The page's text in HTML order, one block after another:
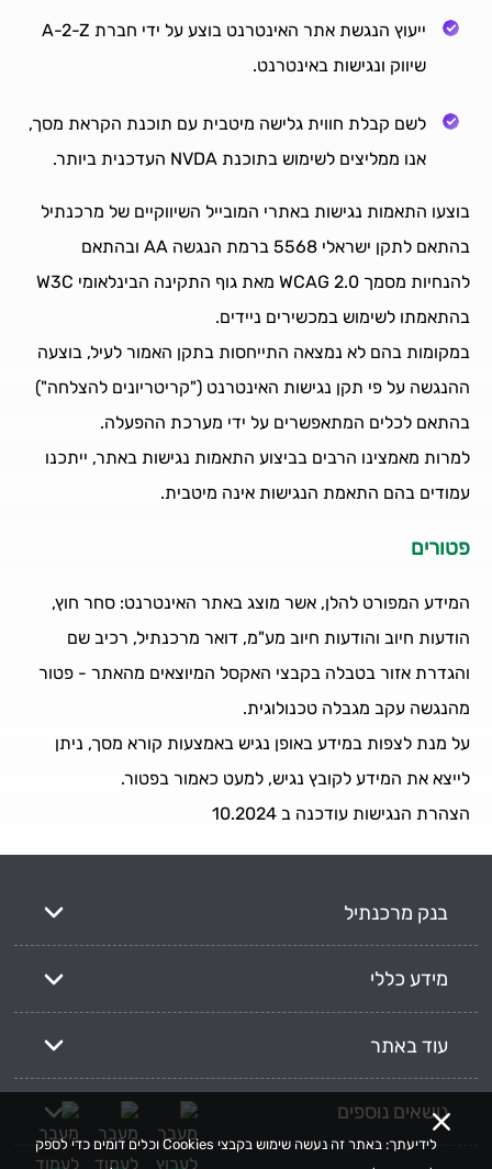
לידיעתך: באתר זה נעשה שימוש בקבצי Cookies וכלים דומים כדי לספק
ייעוץ הנגשת אתר האינטרנט בוצע על ידי חברת A-2-Z
שיווק ונגישות באינטרנט.
לשם קבלת חווית גלישה מיטבית עם תוכנת הקראת מסך,
אנו ממליצים לשימוש בתוכנת NVDA העדכנית ביותר.
בוצעו התאמות נגישות באתרי המובייל השיווקיים של מרכנתיל
בהתאם לתקן ישראלי 5568 ברמת הנגשה AA ובהתאם
להנחיות מסמך WCAG 2.0 מאת גוף התקינה הבינלאומי W3C
בהתאמתו לשימוש במכשירים ניידים.
במקומות בהם לא נמצאה התייחסות בתקן האמור לעיל, בוצעה
ההנגשה על פי תקן נגישות האינטרנט ("קריטריונים להצלחה")
בהתאם לכלים המתאפשרים על ידי מערכת ההפעלה.
למרות מאמצינו הרבים בביצוע התאמות נגישות באתר, ייתכנו
עמודים בהם התאמת הנגישות אינה מיטבית.
פטורים
המידע המפורט להלן, אשר מוצג באתר האינטרנט: סחר חוץ,
הודעות חיוב והודעות חיוב מע"מ, דואר מרכנתיל, רכיב שם
והגדרת אזור בטבלה בקבצי האקסל המיוצאים מהאתר - פטור
מהנגשה עקב מגבלה טכנולוגית.
על מנת לצפות במידע באופן נגיש באמצעות קורא מסך, ניתן
לייצא את המידע לקובץ נגיש, למעט כאמור בפטור.
הצהרת הנגישות עודכנה ב 10.2024
בנק מרכנתיל
מידע כללי
עוד באתר
נושאים נוספים